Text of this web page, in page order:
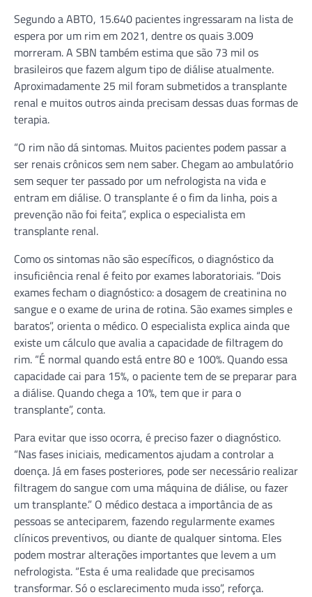
Segundo a ABTO, 15.640 pacientes ingressaram na lista de
espera por um rim em 2021, dentre os quais 3.009
morreram. A SBN também estima que são 73 mil os
brasileiros que fazem algum tipo de diálise atualmente.
Aproximadamente 25 mil foram submetidos a transplante
renal e muitos outros ainda precisam dessas duas formas de
terapia.
“O rim não dá sintomas. Muitos pacientes podem passar a
ser renais crônicos sem nem saber. Chegam ao ambulatório
sem sequer ter passado por um nefrologista na vida e
entram em diálise. O transplante é o fim da linha, pois a
prevenção não foi feita”, explica o especialista em
transplante renal.
Como os sintomas não são específicos, o diagnóstico da
insuficiência renal é feito por exames laboratoriais. “Dois
exames fecham o diagnóstico: a dosagem de creatinina no
sangue e o exame de urina de rotina. São exames simples e
baratos”, orienta o médico. O especialista explica ainda que
existe um cálculo que avalia a capacidade de filtragem do
rim. “É normal quando está entre 80 e 100%. Quando essa
capacidade cai para 15%, o paciente tem de se preparar para
a diálise. Quando chega a 10%, tem que ir para o
transplante”, conta.
Para evitar que isso ocorra, é preciso fazer o diagnóstico.
“Nas fases iniciais, medicamentos ajudam a controlar a
doença. Já em fases posteriores, pode ser necessário realizar
filtragem do sangue com uma máquina de diálise, ou fazer
um transplante.” O médico destaca a importância de as
pessoas se anteciparem, fazendo regularmente exames
clínicos preventivos, ou diante de qualquer sintoma. Eles
podem mostrar alterações importantes que levem a um
nefrologista. “Esta é uma realidade que precisamos
transformar. Só o esclarecimento muda isso”, reforça.